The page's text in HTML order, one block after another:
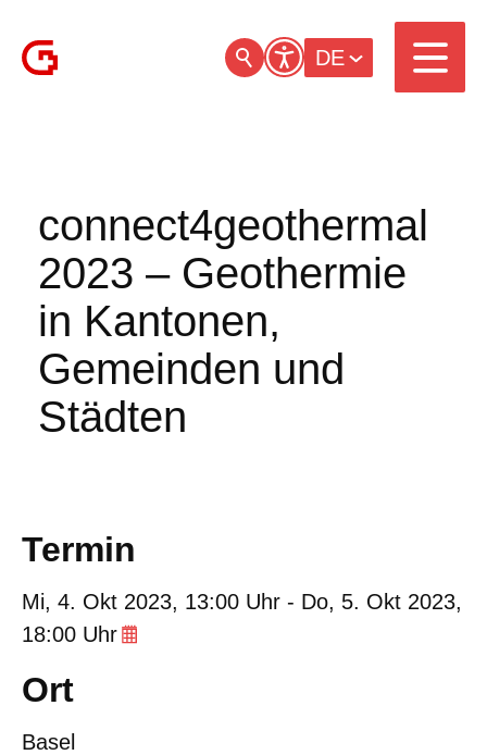
DE
connect4geothermal
2023 – Geothermie
in Kantonen,
Gemeinden und
Städten
Termin
Mi, 4. Okt 2023, 13:00 Uhr - Do, 5. Okt 2023,
18:00 Uhr
Ort
Basel